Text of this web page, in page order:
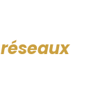
réseaux